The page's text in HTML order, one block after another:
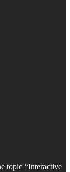
topic “Interactive